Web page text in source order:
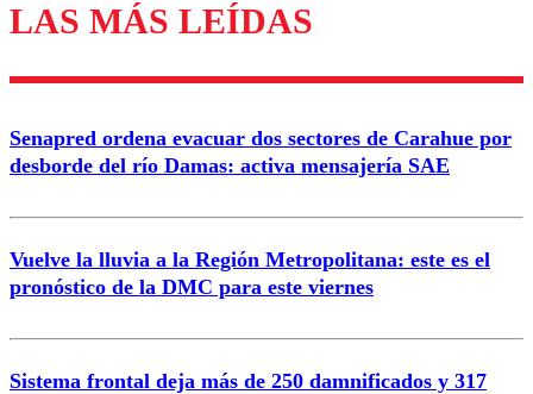
Los comentarios son moderados para garantizar un
diálogo respetuoso.
Correo
Enviar comentario
LAS MÁS LEÍDAS
Senapred ordena evacuar dos sectores de Carahue por
desborde del río Damas: activa mensajería SAE
Vuelve la lluvia a la Región Metropolitana: este es el
pronóstico de la DMC para este viernes
Sistema frontal deja más de 250 damnificados y 317